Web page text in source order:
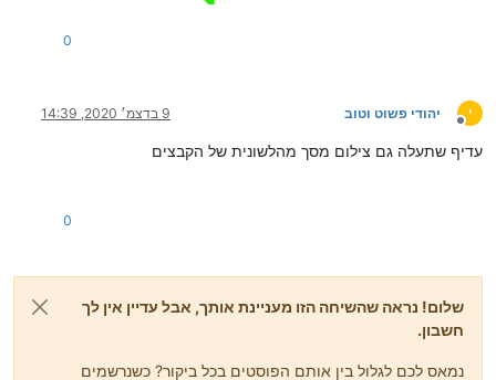
0
י
מנותק
יהודי פשוט וטוב 9 בדצמ׳ 2020, 14:39
עדיף שתעלה גם צילום מסך מהלשונית של הקבצים
0
שלום! נראה שהשיחה הזו מעניינת אותך, אבל עדיין אין לך
חשבון.
נמאס לכם לגלול בין אותם הפוסטים בכל ביקור? כשנרשמים